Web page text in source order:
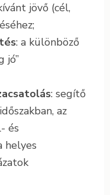
jövő (cél,
: a különböző
jó”
: segítő
az
és
helyes